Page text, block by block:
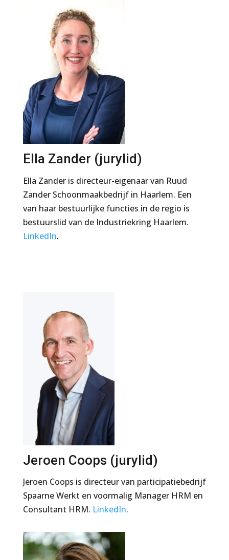
Ella Zander (jurylid)
Ella Zander is directeur-eigenaar van Ruud
Zander Schoonmaakbedrijf in Haarlem. Een
van haar bestuurlijke functies in de regio is
bestuurslid van de Industriekring Haarlem.
LinkedIn.
Jeroen Coops (jurylid)
Jeroen Coops is directeur van participatiebedrijf
Spaarne Werkt en voormalig Manager HRM en
Consultant HRM. LinkedIn.